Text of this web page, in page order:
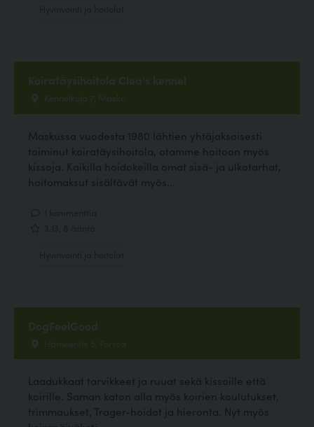
Koiratäysihoitola Clea's kennel
Kennelkuja 7, Masku
Maskussa vuodesta 1980 lähtien yhtäjaksoisesti
toiminut koiratäysihoitola, otamme hoitoon myös
kissoja. Kaikilla hoidokeilla omat sisä- ja ulkotarhat,
hoitomaksut sisältävät myös...
DogFeelGood
Hämeentie 5, Forssa
Laadukkaat tarvikkeet ja ruuat sekä kissoille että
koirille. Saman katon alla myös koirien koulutukset,
trimmaukset, Trager-hoidot ja hieronta. Nyt myös